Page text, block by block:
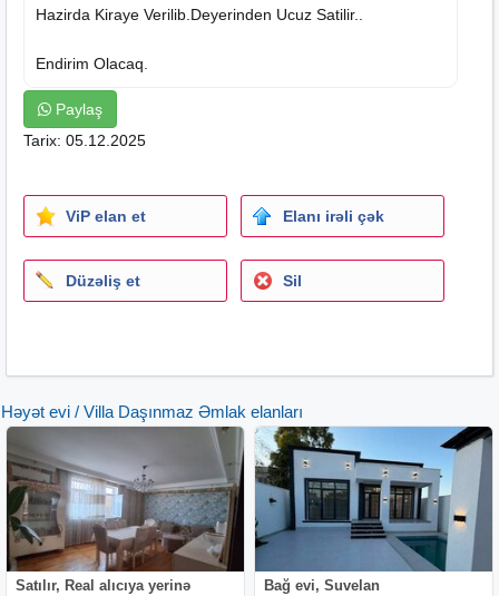
Hazirda Kiraye Verilib.Deyerinden Ucuz Satilir..
Endirim Olacaq.
Paylaş
Tarix: 05.12.2025
ViP elan et Elanı irəli çək
Düzəliş et Sil
Həyət evi / Villa Daşınmaz Əmlak elanları
Satılır, Real alıcıya yerinə
Bağ evi, Suvelan